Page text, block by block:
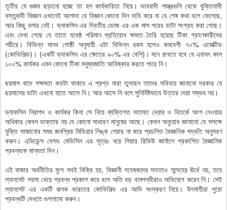
তৃতীয় যে গুজব ছড়ানো হচ্ছে তা হল কার্যকারিতা নিয়ে। ভাববাদী শাস্ত্রগুলি থেকে যুক্তিবাদী
বস্তুবাদী বিজ্ঞান এখানেই আলাদা যে বিজ্ঞান কোনো দিন দাবি করে না যে শেষ কথা বলে ফেলেছে,
আর কিছু বলার নেই। ভ্যাকসিন এর দ্বিতীয় ডোজ এর এক মাস পরের ডাটা সংগ্রহ করা গেছে।
এবং দেখা গেছে যে তাতে যথেষ্ঠ পরিমান প্রতিরোধ ক্ষমতা তৈরি হয়েছে টিকা গ্রহণকারীদের
শরীরে। বিভিন্ন মানব গোষ্ঠী অনুযায়ী এটা বিভিন্ন রকম হলেও কমবেশী ৭০% এফেক্টিভ
(কোভিশিল্ড)। (একটি ভ্যাকসিন এর ক্ষেত্রে ৯০% এর বেশি)। মনে রাখতে হবে যে এযাবৎ কাল
১০০% কার্যকর এমন কোনো টিকা মনুষ্যজাতি আবিষ্কার করতে পারে নি।
ছয়মাস বাদে সক্ষমতা কতটা থাকবে এ প্রশ্ন যারা তুলছেন তাদের সবিনয়ে জানানো দরকার যে
ছয়মাসের ডাটা এখনো হাতে আসে নি। আর আসে নি বলে সুনির্দিষ্টভাবে উত্তর দেয়া সম্ভব নয়।
ভ্যাকসিন নিরাপদ ও কার্যকর কিনা সে নিয়ে ব্যক্তিগত মতামত দেয়ার ও বিতর্কে অংশ নেওয়ার
অধিকার কেবল ডাক্তার নয় যে কোনো সাধারণ মানুষের আছে। কেবল অনুরোধ জানাবো যে সপক্ষে
যুক্তি সাজানোর সময় জনপ্রিয় মিডিয়ার লিঙ্ক শেয়ার না করে প্রচলিত বৈজ্ঞানিক পদ্ধতি অনুসরণ
করুন। এভিডেন্স বেসড মেডিসিন এর সূত্রঃ ধরে পিয়ার রিভিউ জার্নালে প্রকাশিত বৈজ্ঞানিক
প্রবন্ধকে মান্যতা দিন।
এই বাজার অর্থনীতির যুগে সবই বিক্রি হয়, বিজ্ঞানী গবেষকদের সততাও সন্দেহের ঊর্ধে নয়, তবে
ল্যানসেট পয়সা খেয়ে প্রবন্ধ প্রকাশ করে বলে অতি বড় বামপন্থীরাও অভিযোগ করেন নি। সেই
ল্যানসেট এর একটি ঝলক ভারতের কোভিশিল্ড এর আদি সংস্করণ নিয়ে। উৎসাহীরা পুরো
প্রবন্ধটি দেখতে গুগলামো করুন।